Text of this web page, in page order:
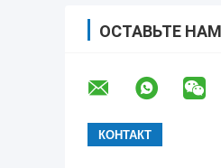
ОСТАВЬТЕ